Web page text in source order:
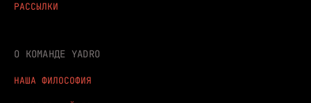
РАССЫЛКИ
О КОМАНДЕ YADRO
НАША ФИЛОСОФИЯ